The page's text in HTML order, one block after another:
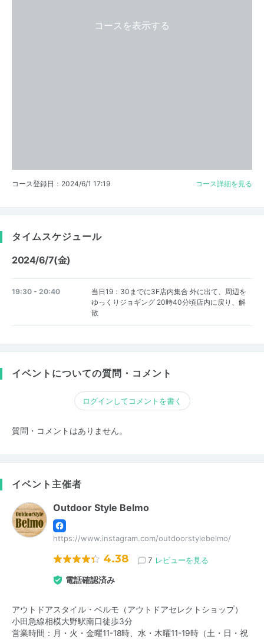
コースを表示する
コース登録日：2024/6/1 17:19 コース詳細を見る
タイムスケジュール
2024/6/7(金)
19:30 - 20:40
当日19：30までに3F店内集合 外に出て、周辺を
ゆっくりジョギング 20時40分頃店内に戻り、解
散
イベントについての質問・コメント
ログインしてコメントを書く
質問・コメントはありません。
イベント主催者
Outdoor Style Belmo
https://www.instagram.com/outdoorstylebelmo/
4.38 7 レビューを見る
電話確認済み
アウトドアスタイル・ベルモ（アウトドアセレクトショップ）
小田急線相模大野駅南口徒歩3分
営業時間：月・火・金曜11-18時、水・木曜11-19時（土・日・祝